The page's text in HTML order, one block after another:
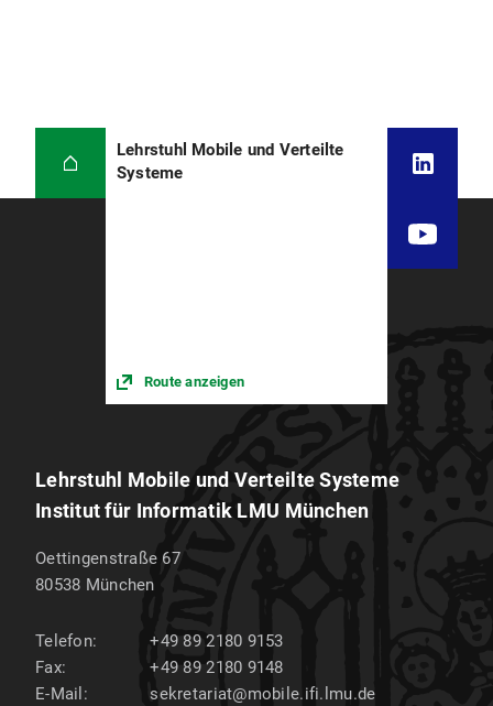
Lehrstuhl Mobile und Verteilte
Systeme
Route anzeigen
Lehrstuhl Mobile und Verteilte Systeme
Institut für Informatik LMU München
Oettingenstraße 67
80538 München
Telefon:
+49 89 2180 9153
Fax:
+49 89 2180 9148
E-Mail:
sekretariat@mobile.ifi.lmu.de